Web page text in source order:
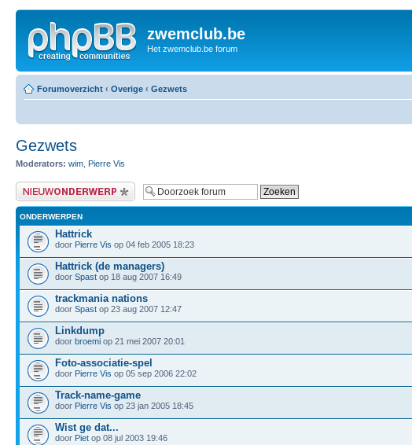
zwemclub.be
Het zwemclub.be forum
Forumoverzicht ‹ Overige ‹ Gezwets
Gezwets
Moderators: wim Pierre Vis
Plaats een nieuw bericht
ONDERWERPEN
Hattrick
door Pierre Vis op 04 feb 2005 18:23
Hattrick (de managers)
door Spast op 18 aug 2007 16:49
trackmania nations
door Spast op 23 aug 2007 12:47
Linkdump
door broemi op 21 mei 2007 20:01
Foto-associatie-spel
door Pierre Vis op 05 sep 2006 22:02
Track-name-game
door Pierre Vis op 23 jan 2005 18:45
Wist ge dat...
door Piet op 08 jul 2003 19:46